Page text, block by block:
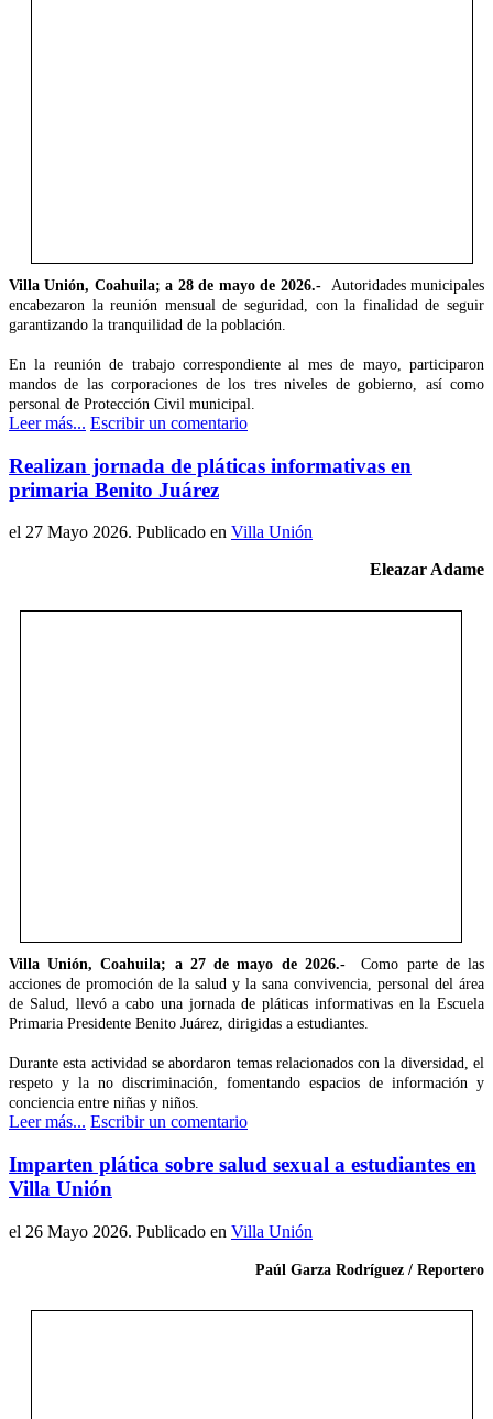
Villa Unión, Coahuila; a 28 de mayo de 2026.-
Autoridades municipales
encabezaron la reunión mensual de seguridad, con la finalidad de seguir
garantizando la tranquilidad de la población.
En la reunión de trabajo correspondiente al mes de mayo, participaron
mandos de las corporaciones de los tres niveles de gobierno, así como
personal de Protección Civil municipal.
Leer más... Escribir un comentario
Realizan jornada de pláticas informativas en
primaria Benito Juárez
el 27 Mayo 2026. Publicado en Villa Unión
Eleazar Adame
Villa Unión, Coahuila; a 27 de mayo de 2026.-
Como parte de las
acciones de promoción de la salud y la sana convivencia, personal del área
de Salud, llevó a cabo una jornada de pláticas informativas en la Escuela
Primaria Presidente Benito Juárez, dirigidas a estudiantes.
Durante esta actividad se abordaron temas relacionados con la diversidad, el
respeto y la no discriminación, fomentando espacios de información y
conciencia entre niñas y niños.
Leer más... Escribir un comentario
Imparten plática sobre salud sexual a estudiantes en
Villa Unión
el 26 Mayo 2026. Publicado en Villa Unión
Paúl Garza Rodríguez / Reportero